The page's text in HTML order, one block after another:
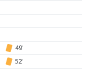
49'
52'